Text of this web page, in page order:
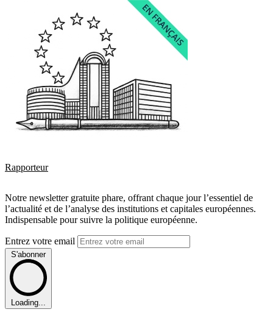
Rapporteur
Notre newsletter gratuite phare, offrant chaque jour l’essentiel de
l’actualité et de l’analyse des institutions et capitales européennes.
Indispensable pour suivre la politique européenne.
Entrez votre email
S'abonner
Loading...